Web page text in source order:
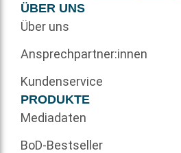
ÜBER UNS
Über uns
Ansprechpartner:innen
Kundenservice
PRODUKTE
Mediadaten
BoD-Bestseller